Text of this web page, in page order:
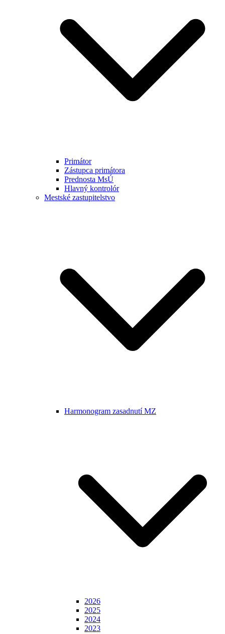
Primátor
Zástupca primátora
Prednosta MsÚ
Hlavný kontrolór
Mestské zastupitelstvo
Harmonogram zasadnutí MZ
2026
2025
2024
2023